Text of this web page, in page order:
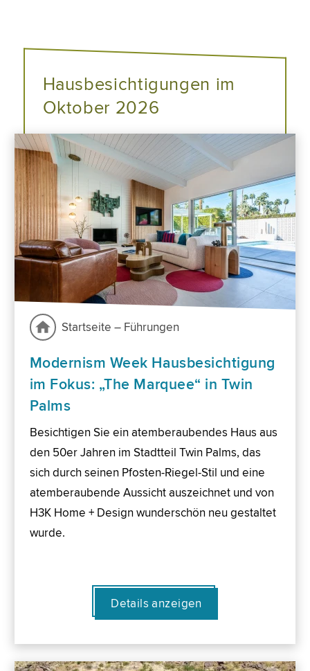
Hausbesichtigungen im
Oktober 2026
Startseite – Führungen
Modernism Week Hausbesichtigung
im Fokus: „The Marquee“ in Twin
Palms
Besichtigen Sie ein atemberaubendes Haus aus
den 50er Jahren im Stadtteil Twin Palms, das
sich durch seinen Pfosten-Riegel-Stil und eine
atemberaubende Aussicht auszeichnet und von
H3K Home + Design wunderschön neu gestaltet
wurde.
Details anzeigen